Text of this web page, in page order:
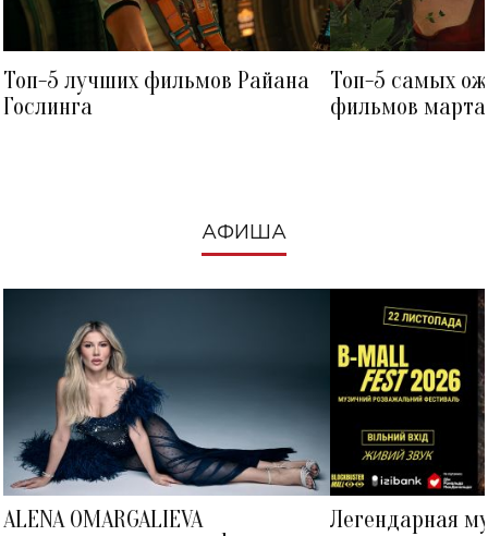
Топ-5 лучших фильмов Райана
Гослинга
Топ-5 самых
фильмов
АФИША
ALENA OMARGALIEVA
Легендарная